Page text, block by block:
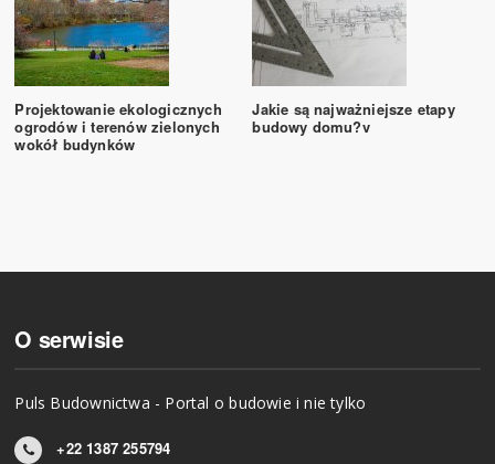
Projektowanie ekologicznych
ogrodów i terenów zielonych
wokół budynków
Jakie są najważniejsze etapy
budowy domu?v
O serwisie
Puls Budownictwa - Portal o budowie i nie tylko
+22 1387 255794